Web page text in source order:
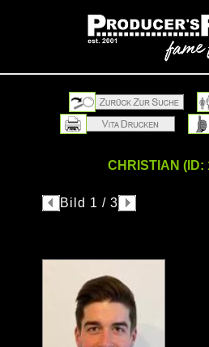
CHRISTIAN (ID:
Bild 1 / 3